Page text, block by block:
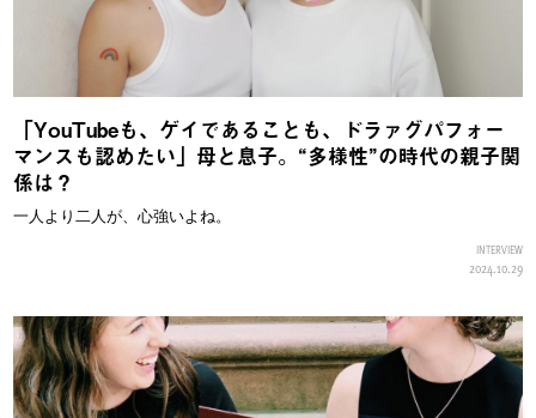
「YouTubeも、ゲイであることも、ドラァグパフォー
マンスも認めたい」母と息子。“多様性”の時代の親子関
係は？
一人より二人が、心強いよね。
INTERVIEW
2024.10.29